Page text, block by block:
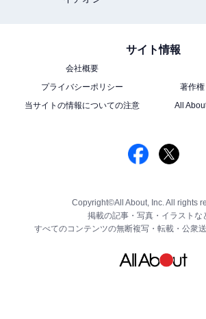
サイト情報
会社概要
プライバシーポリシー
著作
当サイトの情報についての注意
All
Copyright©All About, Inc. All rights
掲載の記事・写真・イラストな
すべてのコンテンツの無断複写・転載・公衆